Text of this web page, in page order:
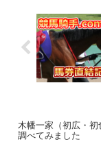
木幡一家（初広・
調べてみました